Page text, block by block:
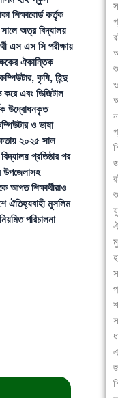
শিক্ষাবোর্ড কর্তৃক
অত্র বিদ্যালয়
এস এস সি পরীক্ষায়
ঐকান্তিক
কৃষি, হিন্দু
করে এবং ডিজিটাল
উদ্বোধনকৃত
ও ভাষা
২০২৫ সাল
প্রতিষ্ঠার পর
উপজেলাসহ
আগত শিক্ষার্থীরাও
ঐতিহ্যবাহী মুসলিম
পরিচালনা
ও